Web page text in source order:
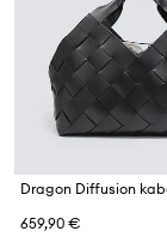
659,90 €